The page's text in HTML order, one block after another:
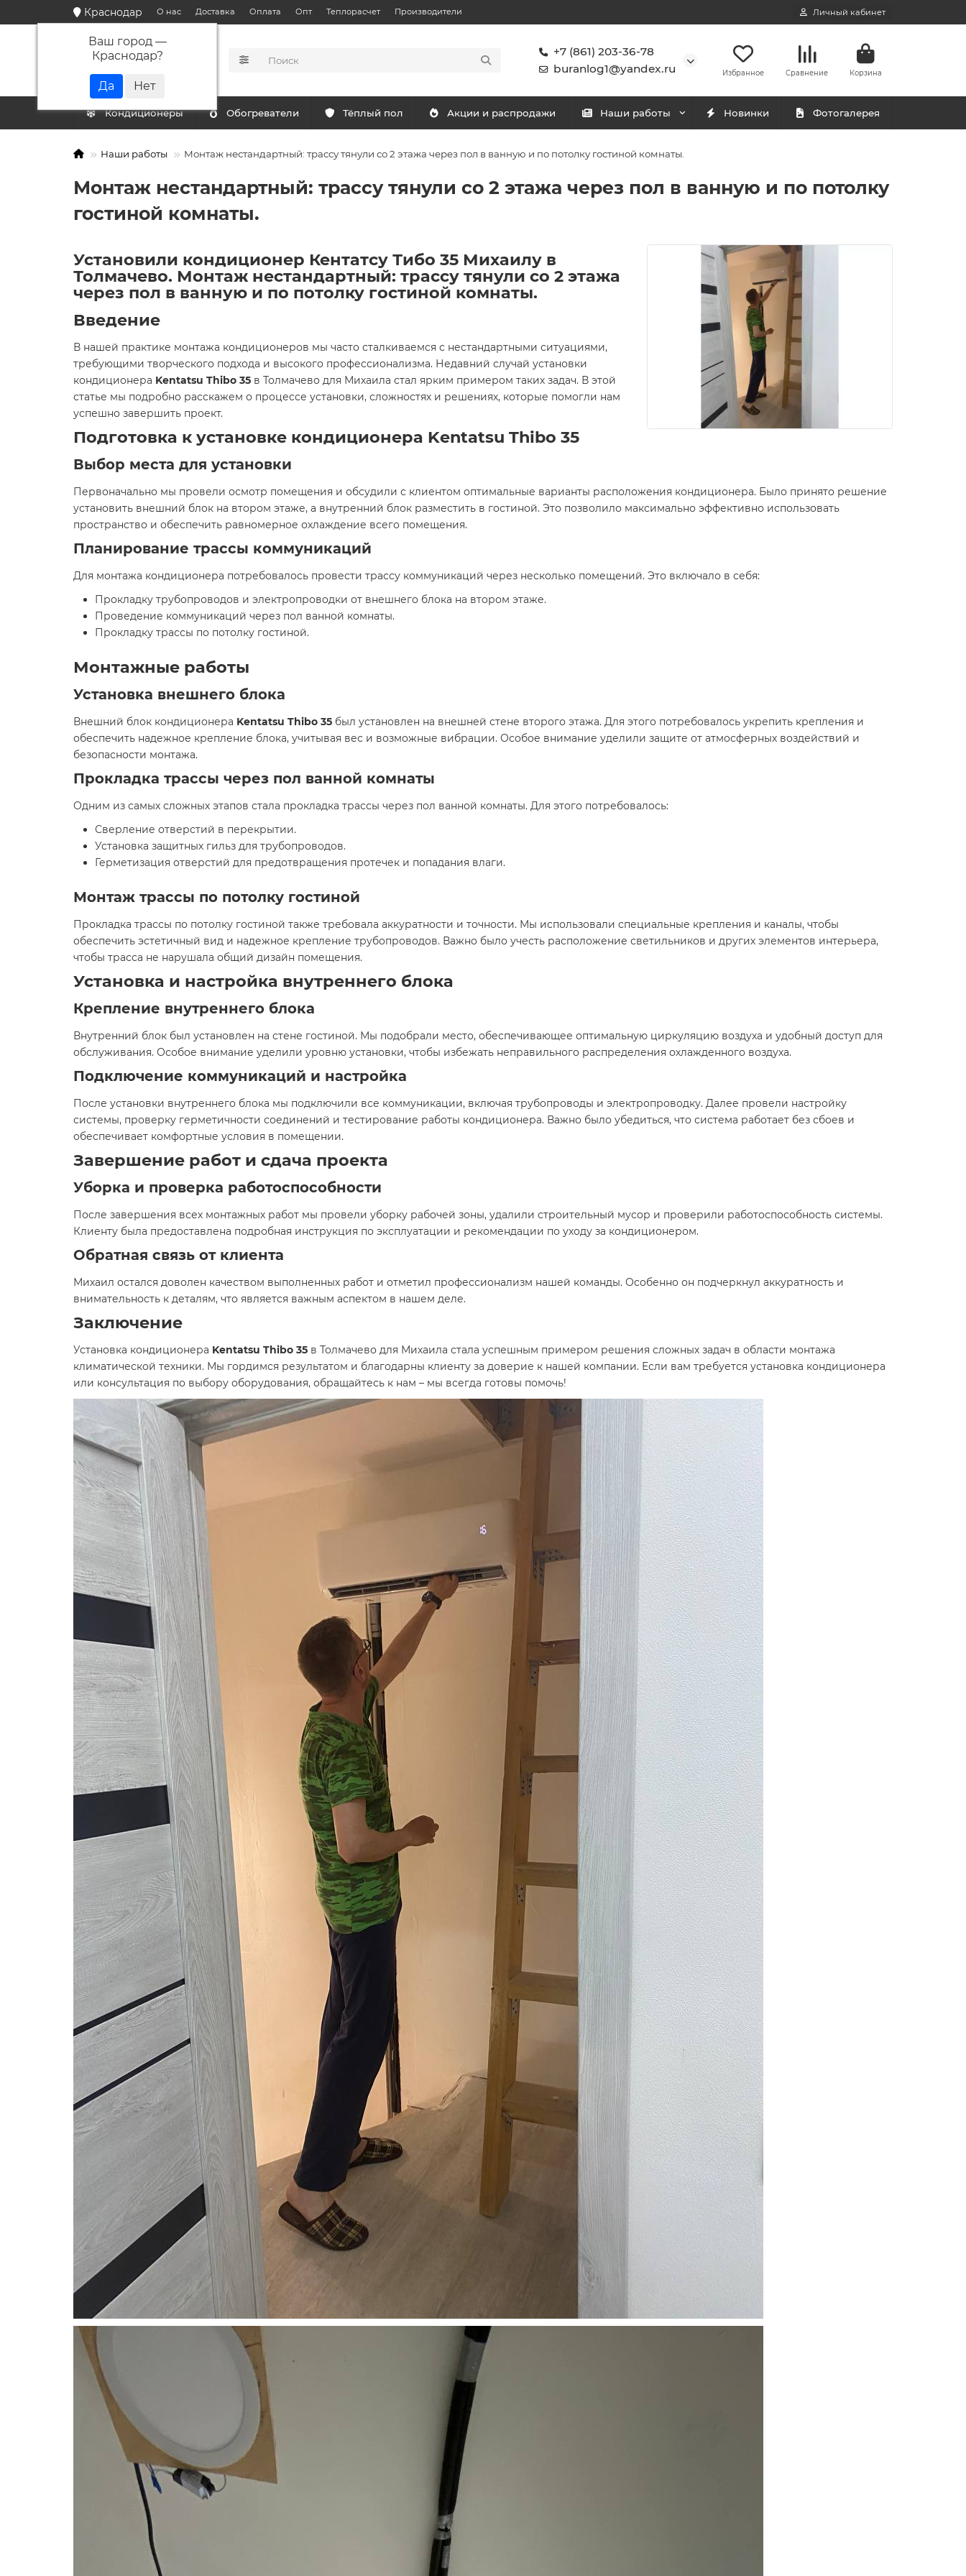
Краснодар
Ваш город —
Краснодар?
О нас Доставка Оплата Опт Теплорасчет Производители Личный кабинет
КАТАЛОГ
+7 (861) 203-36-78
buranlog1@yandex.ru
Избранное Сравнение Корзина
Кондиционеры Обогреватели Тёплый пол Акции и распродажи Наши работы Новинки Фотогалерея
Наши работы Монтаж нестандартный: трассу тянули со 2 этажа через пол в ванную и по потолку гостиной комнаты.
Монтаж нестандартный: трассу тянули со 2 этажа через пол в ванную и по потолку
гостиной комнаты.
Установили кондиционер Кентатсу Тибо 35 Михаилу в
Толмачево. Монтаж нестандартный: трассу тянули со 2 этажа
через пол в ванную и по потолку гостиной комнаты.
Введение
В нашей практике монтажа кондиционеров мы часто сталкиваемся с нестандартными ситуациями,
требующими творческого подхода и высокого профессионализма. Недавний случай установки
кондиционера Kentatsu Thibo 35 в Толмачево для Михаила стал ярким примером таких задач. В этой
статье мы подробно расскажем о процессе установки, сложностях и решениях, которые помогли нам
успешно завершить проект.
Подготовка к установке кондиционера Kentatsu Thibo 35
Выбор места для установки
Первоначально мы провели осмотр помещения и обсудили с клиентом оптимальные варианты расположения кондиционера. Было принято решение
установить внешний блок на втором этаже, а внутренний блок разместить в гостиной. Это позволило максимально эффективно использовать
пространство и обеспечить равномерное охлаждение всего помещения.
Планирование трассы коммуникаций
Для монтажа кондиционера потребовалось провести трассу коммуникаций через несколько помещений. Это включало в себя:
Прокладку трубопроводов и электропроводки от внешнего блока на втором этаже.
Проведение коммуникаций через пол ванной комнаты.
Прокладку трассы по потолку гостиной.
Монтажные работы
Установка внешнего блока
Внешний блок кондиционера Kentatsu Thibo 35 был установлен на внешней стене второго этажа. Для этого потребовалось укрепить крепления и
обеспечить надежное крепление блока, учитывая вес и возможные вибрации. Особое внимание уделили защите от атмосферных воздействий и
безопасности монтажа.
Прокладка трассы через пол ванной комнаты
Одним из самых сложных этапов стала прокладка трассы через пол ванной комнаты. Для этого потребовалось:
Сверление отверстий в перекрытии.
Установка защитных гильз для трубопроводов.
Герметизация отверстий для предотвращения протечек и попадания влаги.
Монтаж трассы по потолку гостиной
Прокладка трассы по потолку гостиной также требовала аккуратности и точности. Мы использовали специальные крепления и каналы, чтобы
обеспечить эстетичный вид и надежное крепление трубопроводов. Важно было учесть расположение светильников и других элементов интерьера,
чтобы трасса не нарушала общий дизайн помещения.
Установка и настройка внутреннего блока
Крепление внутреннего блока
Внутренний блок был установлен на стене гостиной. Мы подобрали место, обеспечивающее оптимальную циркуляцию воздуха и удобный доступ для
обслуживания. Особое внимание уделили уровню установки, чтобы избежать неправильного распределения охлажденного воздуха.
Подключение коммуникаций и настройка
После установки внутреннего блока мы подключили все коммуникации, включая трубопроводы и электропроводку. Далее провели настройку
системы, проверку герметичности соединений и тестирование работы кондиционера. Важно было убедиться, что система работает без сбоев и
обеспечивает комфортные условия в помещении.
Завершение работ и сдача проекта
Уборка и проверка работоспособности
После завершения всех монтажных работ мы провели уборку рабочей зоны, удалили строительный мусор и проверили работоспособность системы.
Клиенту была предоставлена подробная инструкция по эксплуатации и рекомендации по уходу за кондиционером.
Обратная связь от клиента
Михаил остался доволен качеством выполненных работ и отметил профессионализм нашей команды. Особенно он подчеркнул аккуратность и
внимательность к деталям, что является важным аспектом в нашем деле.
Заключение
Установка кондиционера Kentatsu Thibo 35 в Толмачево для Михаила стала успешным примером решения сложных задач в области монтажа
климатической техники. Мы гордимся результатом и благодарны клиенту за доверие к нашей компании. Если вам требуется установка кондиционера
или консультация по выбору оборудования, обращайтесь к нам – мы всегда готовы помочь!